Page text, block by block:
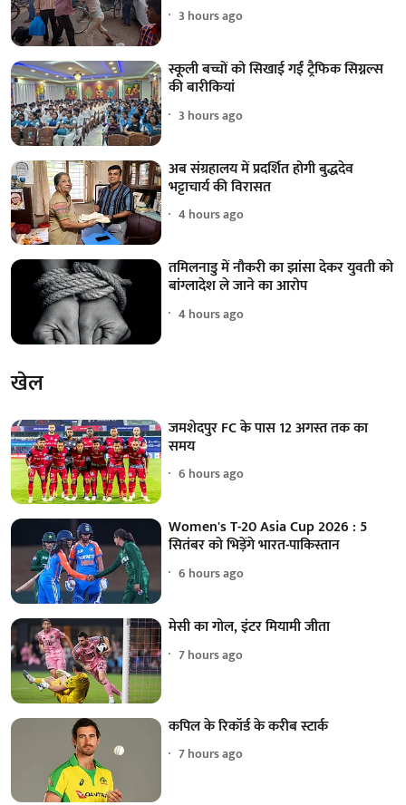
3 hours ago
स्कूली बच्चों को सिखाई गईं ट्रैफिक सिग्नल्स
की बारीकियां
3 hours ago
अब संग्रहालय में प्रदर्शित होगी बुद्धदेव
भट्टाचार्य की विरासत
4 hours ago
तमिलनाडु में नौकरी का झांसा देकर युवती को
बांग्लादेश ले जाने का आरोप
4 hours ago
खेल
जमशेदपुर FC के पास 12 अगस्त तक का
समय
6 hours ago
Women's T-20 Asia Cup 2026 : 5
सितंबर को भिड़ेंगे भारत-पाकिस्तान
6 hours ago
मेसी का गोल, इंटर मियामी जीता
7 hours ago
कपिल के रिकॉर्ड के करीब स्टार्क
7 hours ago